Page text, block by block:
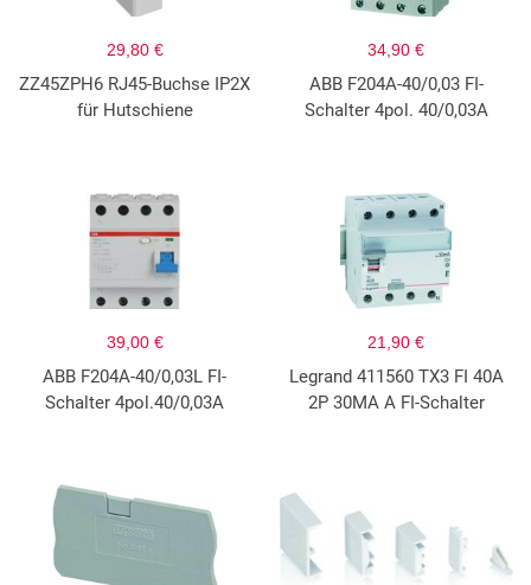
29,80 €
ZZ45ZPH6 RJ45-Buchse IP2X
für Hutschiene
34,90 €
ABB F204A-40/0,03 FI-
Schalter 4pol. 40/0,03A
39,00 €
ABB F204A-40/0,03L FI-
Schalter 4pol.40/0,03A
21,90 €
Legrand 411560 TX3 FI 40A
2P 30MA A FI-Schalter